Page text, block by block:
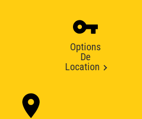
Options
De
Location